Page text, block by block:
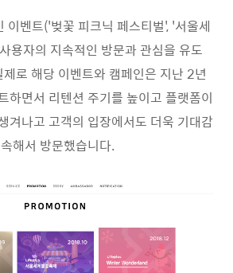
벤트('벚꽃 피크닉 페스티벌', '서울세
용자의 지속적인 방문과 관심을 유도
로 해당 이벤트와 캠페인은 지난 2년
하면서 리텐션 주기를 높이고 플랫폼이
겨나고 고객의 입장에서도 더욱 기대감
해서 방문했습니다.